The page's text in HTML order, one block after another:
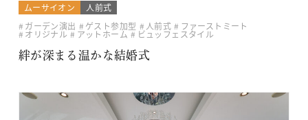
ムーサイオン
人前式
ガーデン演出
ゲスト参加型 人前式 ファーストミート
オリジナル アットホーム
ビュッフェスタイル
絆が深まる温かな結婚式